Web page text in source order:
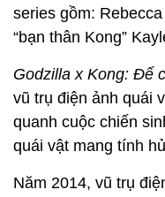
series gồm:
“bạn thân Kong”
Godzilla x Kong: Đế
vũ trụ điện ảnh quái
quanh cuộc chiến
quái vật mang tính
Năm 2014, vũ trụ